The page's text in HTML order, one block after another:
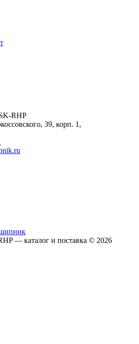
RHP
39, корп. 1,
— каталог и поставка © 2026